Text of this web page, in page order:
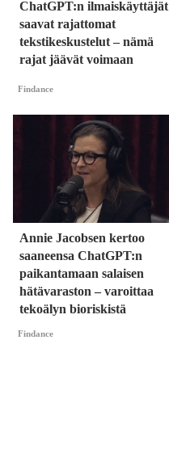
ChatGPT:n ilmaiskäyttäjät
saavat rajattomat
tekstikeskustelut – nämä
rajat jäävät voimaan
Findance
Annie Jacobsen kertoo
saaneensa ChatGPT:n
paikantamaan salaisen
hätävaraston – varoittaa
tekoälyn bioriskistä
Findance